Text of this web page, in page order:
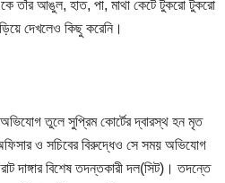
তাঁর আঙুল, হাত, পা, মাথা কেটে টুকরো টুকরো
দেখলেও কিছু করেনি।
অভিযোগ তুলে সুপ্রিম কোর্টের দ্বারস্থ হন মৃত
ও সচিবের বিরুদ্ধেও সে সময় অভিযোগ
দাঙ্গার বিশেষ তদন্তকারী দল(সিট)। তদন্তে